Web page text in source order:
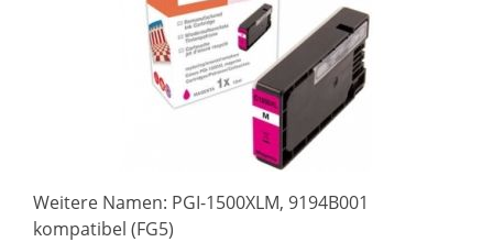
Weitere Namen: PGI-1500XLM, 9194B001
kompatibel (FG5)